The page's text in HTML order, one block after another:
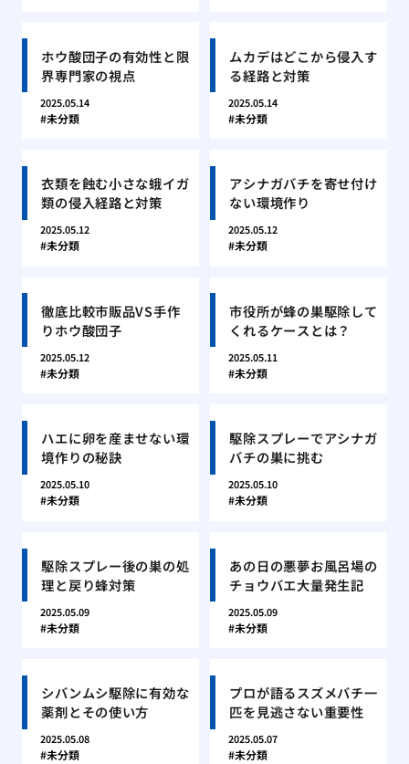
ホウ酸団子の有効性と限
界専門家の視点
2025.05.14
未分類
ムカデはどこから侵入す
る経路と対策
2025.05.14
未分類
衣類を蝕む小さな蛾イガ
類の侵入経路と対策
2025.05.12
未分類
アシナガバチを寄せ付け
ない環境作り
2025.05.12
未分類
徹底比較市販品VS手作
りホウ酸団子
2025.05.12
未分類
市役所が蜂の巣駆除して
くれるケースとは？
2025.05.11
未分類
ハエに卵を産ませない環
境作りの秘訣
2025.05.10
未分類
駆除スプレーでアシナガ
バチの巣に挑む
2025.05.10
未分類
駆除スプレー後の巣の処
理と戻り蜂対策
2025.05.09
未分類
あの日の悪夢お風呂場の
チョウバエ大量発生記
2025.05.09
未分類
シバンムシ駆除に有効な
薬剤とその使い方
2025.05.08
未分類
プロが語るスズメバチ一
匹を見逃さない重要性
2025.05.07
未分類